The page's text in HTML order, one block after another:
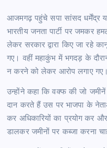
आजमगढ़ पहुंचे सपा सांसद धर्मेंद्र
भारतीय जनता पार्टी पर जमकर
लेकर सरकार द्वारा किए जा रहे
गए। वहीं महाकुंभ में भगदड़ के
न करने को लेकर आरोप लगाए गए।
उन्होंने कहा कि वक्फ की जो
दान करते हैं उस पर भाजपा के
कर अधिकारियों का प्रयोग कर
डालकर जमीनों पर कब्जा करना